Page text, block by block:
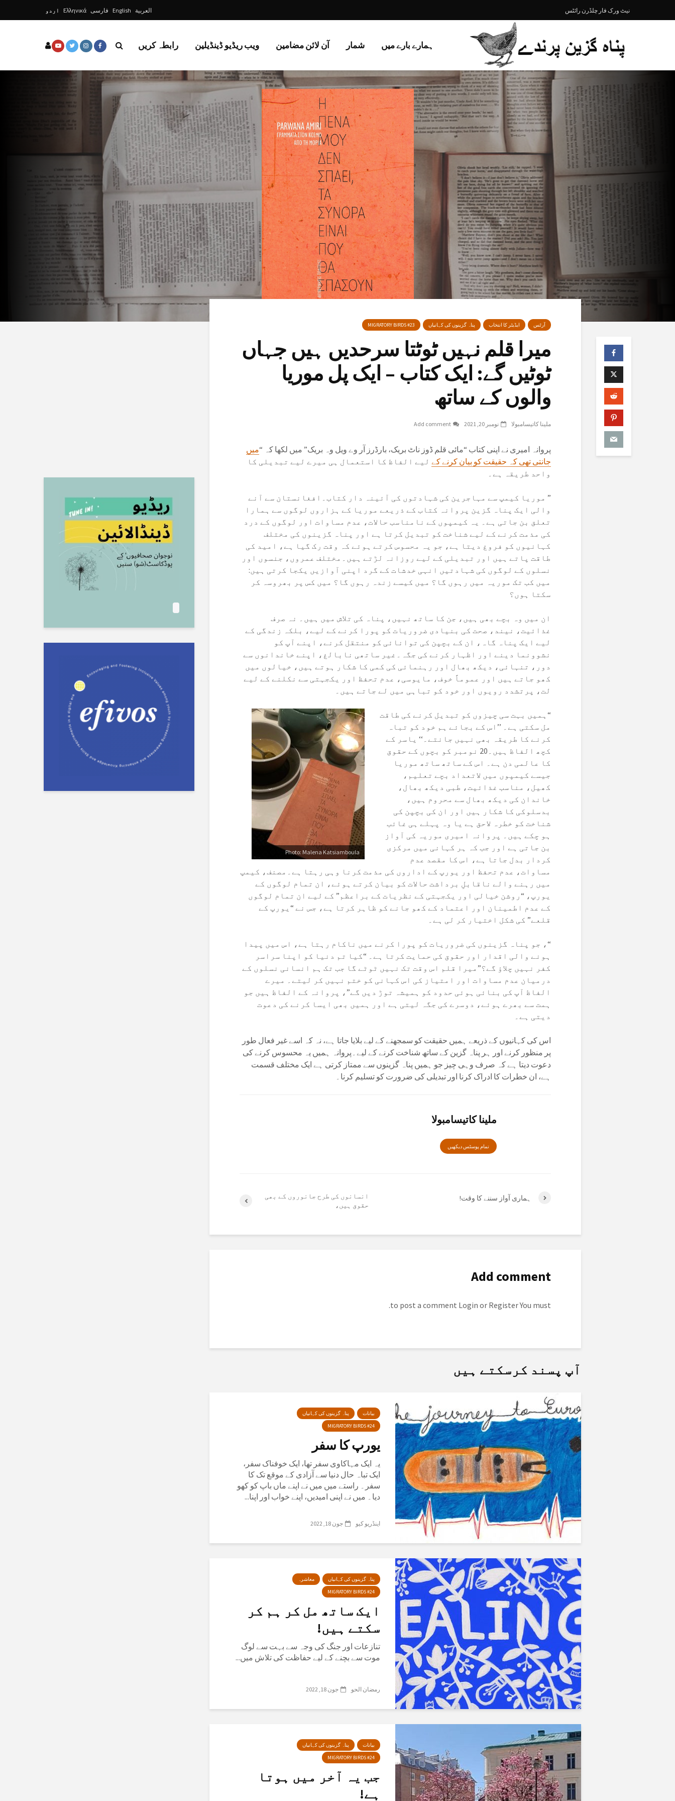
نیٹ ورک فار چلڈرن رائٹس العربية English فارسی Ελληνικά اردو
ہمارے بارے میں شمار آن لائن مضامین ویب ریڈیو ڈینڈیلین رابطہ کریں
آرٹس ایڈیٹر کا انتخاب پناہ گزینوں کی کہانیاں MIGRATORY BIRDS #23
میرا قلم نہیں ٹوٹتا سرحدیں ہیں جہاں
ٹوٹیں گے: ایک کتاب – ایک پل موریا
والوں کے ساتھ
ملینا کاتیسامبولا نومبر 20, 2021 Add comment
پروانہ امیری نے اپنی کتاب “مائی قلم ڈوز ناٹ بریک، بارڈرز آر وے ویل وہ بریک” میں لکھا کہ “میں
جانتی تھی کہ حقیقت کو بیان کرنے کے لیے الفاظ کا استعمال ہی میرے لیے تبدیلی کا
واحد طریقہ ہے۔
” موریا کیمپ سے مہاجرین کی شہادتوں کی آئینہ دار کتاب۔افغانستان سے آنے
والی ایک پناہ گزین پروانہ کتاب کے ذریعے موریا کے ہزاروں لوگوں سے ہمارا
تعلق بن جاتی ہے۔ یہ کیمپوں کے نامناسب حالات، عدم مساوات اور لوگوں کے درد
کی مذمت کرنے کے لیے شناخت کو تبدیل کرتا ہے اور پناہ گزینوں کی مختلف
کہانیوں کو فروغ دیتا ہے، جو یہ محسوس کرتے ہوئے کہ وقت رک گیا ہے، امید کی
طاقت پاتے ہیں اور تبدیلی کے لیے روزانہ لڑتے ہیں۔مختلف عمروں، جنسوں اور
نسلوں کے لوگوں کی شہادتیں انہی خدشات کے گرد اپنی آوازیں یکجا کرتی ہیں:
میں کب تک موریہ میں رہوں گا؟ میں کیسے زندہ رہوں گا؟ میں کس پر بھروسہ کر
سکتا ہوں؟
ان میں وہ بچے بھی ہیں، جن کا ساتھ نہیں، پناہ کی تلاش میں ہیں۔ نہ صرف
غذائیت، نیند، صحت کی بنیادی ضروریات کو پورا کرنے کے لیے، بلکہ زندگی کے
لیے ایک پناہ گاہ، ان کے بچپن کی توانائی کو منتقل کرنے، اپنے آپ کو
نشوونما دینے اور اظہار کرنے کی جگہ۔غیر ساتھی نابالغ، اپنے خاندانوں سے
دور، تنہائی، دیکھ بھال اور رہنمائی کی کمی کا شکار ہوتے ہیں، خیالوں میں
کھو جاتے ہیں اور عموماً خوف، مایوسی، عدم تحفظ اور یکجہتی سے نکلنے کے لیے
لت، پرتشدد رویوں اور خود کو تباہی میں لے جاتے ہیں۔
Photo: Malena Katsiamboula
“ہمیں بہت سی چیزوں کو تبدیل کرنے کی طاقت
مل سکتی ہے۔ ’’اس کے بجائے ہم خود کو تباہ
کرنے کا طریقہ بھی نہیں جانتے۔‘‘ یاسر کے
کچھ الفاظ ہیں۔20 نومبر کو بچوں کے حقوق
کا عالمی دن ہے۔ اس کے ساتھ ساتھ موریا
جیسے کیمپوں میں لاتعداد بچے تعلیم،
کھیل، مناسب غذائیت، طبی دیکھ بھال،
خاندان کی دیکھ بھال سے محروم ہیں،
بدسلوکی کا شکار ہیں اور ان کی بچپن کی
شناخت کو خطرہ لاحق ہے یا وہ پہلے ہی غائب
ہو چکے ہیں۔ پروانہ امیری موریہ کی آواز
بن جاتی ہے اور جب کہ ہر کہانی میں مرکزی
کردار بدل جاتا ہے، اس کا مقصد عدم
مساوات، عدم تحفظ اور یورپ کے اداروں کی مذمت کرنا وہی رہتا ہے۔مصنف، کیمپ
میں رہنے والے ناقابلِ برداشت حالات کو بیان کرتے ہوئے، ان تمام لوگوں کے
یورپ، “روشن خیالی اور یکجہتی کے نظریات کے براعظم” کے لیے ان تمام لوگوں
کے عدم اطمینان اور اعتماد کے کھو جانے کو ظاہر کرتا ہے، جس نے “یورپ کے
قلعے” کی شکل اختیار کر لی ہے۔
“، جو پناہ گزینوں کی ضروریات کو پورا کرنے میں ناکام رہتا ہے، اس میں پیدا
ہونے والی اقدار اور حقوق کی حمایت کرتا ہے۔ “کیا تم دنیا کو اپنا سراسر
کفر نہیں چلاؤ گے؟”میرا قلم اس وقت تک نہیں ٹوٹے گا جب تک ہم انسانی نسلوں کے
درمیان عدم مساوات اور امتیاز کی اس کہانی کو ختم نہیں کر لیتے۔ میرے
الفاظ آپ کی بنائی ہوئی حدود کو ہمیشہ توڑ دیں گے”، پروانہ کے الفاظ ہیں جو
ہمت سے بھرے ہوئے، دوسرے کی جگہ لیتی ہے اور ہمیں بھی ایسا کرنے کی دعوت
دیتی ہے۔
اس کی کہانیوں کے ذریعے ہمیں حقیقت کو سمجھنے کے لیے بلایا جاتا ہے، نہ کہ اسے غیر فعال طور
پر منظور کرنے اور ہر پناہ گزین کے ساتھ شناخت کرنے کے لیے۔پروانہ ہمیں یہ محسوس کرنے کی
دعوت دیتا ہے کہ صرف وہی چیز جو ہمیں پناہ گزینوں سے ممتاز کرتی ہے ایک مختلف قسمت
ہے، ان خطرات کا ادراک کرنا اور تبدیلی کی ضرورت کو تسلیم کرنا۔
ملینا کاتیسامبولا
تمام پوسٹس دیکھیں
انسانوں کی طرح جانوروں کے بھی
حقوق ہیں،
ہماری آواز سننے کا وقت!
Add comment
You must
Register
Login
آپ پسند کرسکتے ہیں
بیانات
پناہ گزینوں کی کہانیاں
MIGRATORY BIRDS #24
یورپ کا سفر
یہ ایک مہاکاوی سفر تھا، ایک خوفناک سفر،
ایک تباہ حال دنیا سے آزادی کے موقع تک کا
سفر۔ راستے میں میں نے اپنے ماں باپ کو کھو
دیا۔ میں نے اپنی امیدیں، اپنے خواب اور اپنا...
اینڈریو کیو جون 18, 2022
پناہ گزینوں کی کہانیاں
معاشرہ
MIGRATORY BIRDS #24
ایک ساتھ مل کر ہم کر
سکتے ہیں!
تنازعات اور جنگ کی وجہ سے بہت سے لوگ
موت سے بچنے کے لیے حفاظت کی تلاش میں...
رمضان الحو جون 18, 2022
بیانات
پناہ گزینوں کی کہانیاں
MIGRATORY BIRDS #24
جب یہ آخر میں ہوتا
ہے!